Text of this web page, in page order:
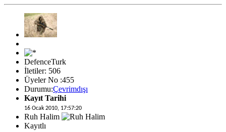
DefenceTurk
İletiler: 506
Üyeler No :455
Durumu:Çevrimdışı
Kayıt Tarihi
16 Ocak 2010, 17:57:20
Ruh Halim
Kayıtlı